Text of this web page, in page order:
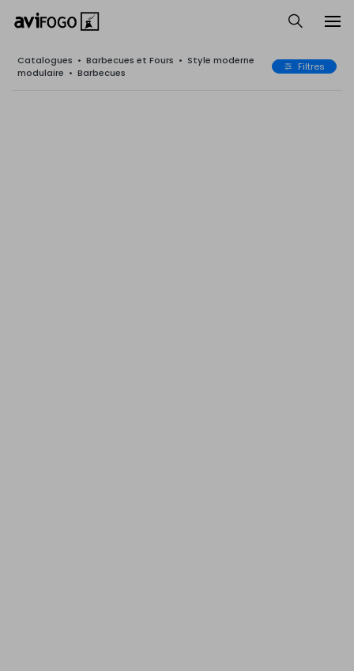
Catalogues • Barbecues et Fours • Style moderne
modulaire • Barbecues Filtres